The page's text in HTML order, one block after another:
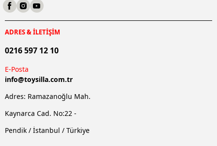
ADRES & İLETİŞİM
0216 597 12 10
E-Posta
info@toysilla.com.tr
Adres: Ramazanoğlu Mah.
Kaynarca Cad. No:22 -
Pendik / İstanbul / Türkiye